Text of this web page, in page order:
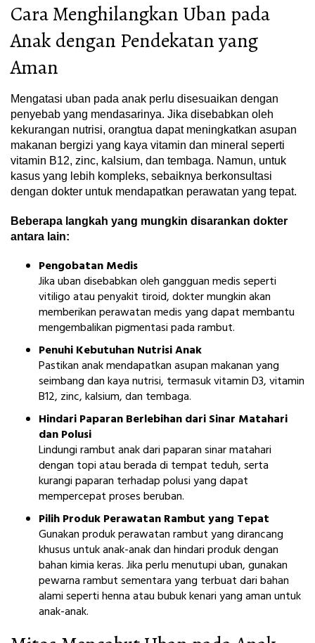
Cara Menghilangkan Uban pada
Anak dengan Pendekatan yang
Aman
Mengatasi uban pada anak perlu disesuaikan dengan
penyebab yang mendasarinya. Jika disebabkan oleh
kekurangan nutrisi, orangtua dapat meningkatkan asupan
makanan bergizi yang kaya vitamin dan mineral seperti
vitamin B12, zinc, kalsium, dan tembaga. Namun, untuk
kasus yang lebih kompleks, sebaiknya berkonsultasi
dengan dokter untuk mendapatkan perawatan yang tepat.
Beberapa langkah yang mungkin disarankan dokter
antara lain:
Pengobatan Medis
Jika uban disebabkan oleh gangguan medis seperti
vitiligo atau penyakit tiroid, dokter mungkin akan
memberikan perawatan medis yang dapat membantu
mengembalikan pigmentasi pada rambut.
Penuhi Kebutuhan Nutrisi Anak
Pastikan anak mendapatkan asupan makanan yang
seimbang dan kaya nutrisi, termasuk vitamin D3, vitamin
B12, zinc, kalsium, dan tembaga.
Hindari Paparan Berlebihan dari Sinar Matahari
dan Polusi
Lindungi rambut anak dari paparan sinar matahari
dengan topi atau berada di tempat teduh, serta
kurangi paparan terhadap polusi yang dapat
mempercepat proses beruban.
Pilih Produk Perawatan Rambut yang Tepat
Gunakan produk perawatan rambut yang dirancang
khusus untuk anak-anak dan hindari produk dengan
bahan kimia keras. Jika perlu menutupi uban, gunakan
pewarna rambut sementara yang terbuat dari bahan
alami seperti henna atau bubuk kenari yang aman untuk
anak-anak.